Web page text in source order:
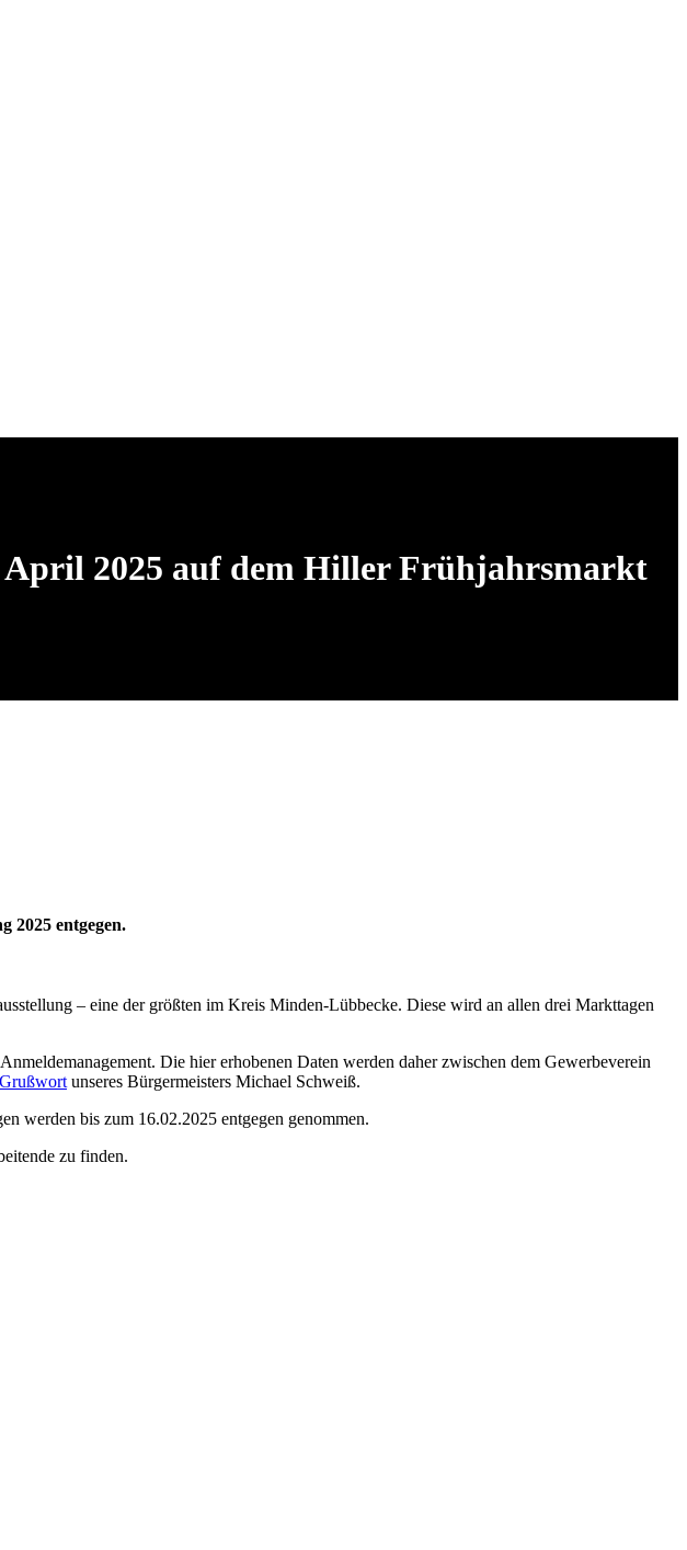
April 2025 auf dem Hiller Frühjahrsmarkt
2025 entgegen.
– eine der größten im Kreis Minden-Lübbecke. Diese wird an allen drei Markttagen
Die hier erhobenen Daten werden daher zwischen dem Gewerbeverein
Grußwortunseres Bürgermeisters Michael Schweiß.
werden bis zum 16.02.2025 entgegen genommen.
zu finden.